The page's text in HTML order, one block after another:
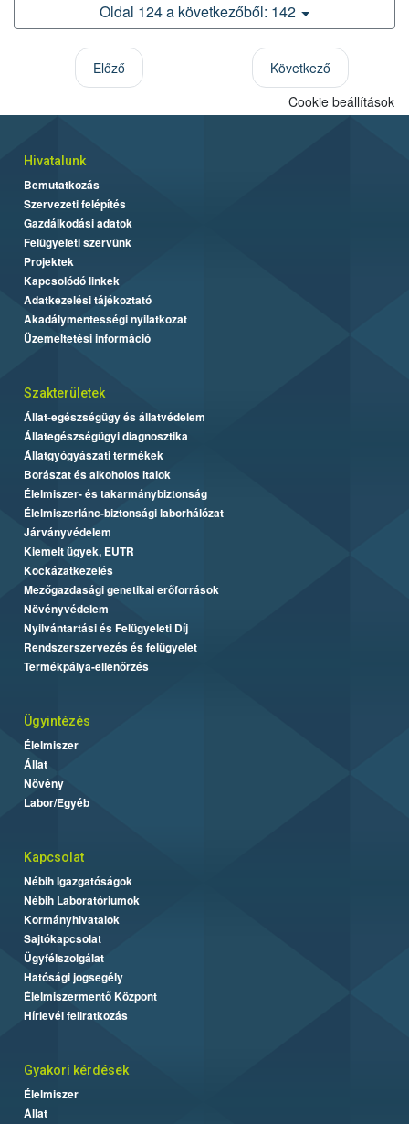
Oldal 124 a következőből: 142
Előző
Következő
Cookie beállítások
Hivatalunk
Bemutatkozás
Szervezeti felépítés
Gazdálkodási adatok
Felügyeleti szervünk
Projektek
Kapcsolódó linkek
Adatkezelési tájékoztató
Akadálymentességi nyilatkozat
Üzemeltetési információ
Szakterületek
Állat-egészségügy és állatvédelem
Állategészségügyi diagnosztika
Állatgyógyászati termékek
Borászat és alkoholos italok
Élelmiszer- és takarmánybiztonság
Élelmiszerlánc-biztonsági laborhálózat
Járványvédelem
Kiemelt ügyek, EUTR
Kockázatkezelés
Mezőgazdasági genetikai erőforrások
Növényvédelem
Nyilvántartási és Felügyeleti Díj
Rendszerszervezés és felügyelet
Termékpálya-ellenőrzés
Ügyintézés
Élelmiszer
Állat
Növény
Labor/Egyéb
Kapcsolat
Nébih Igazgatóságok
Nébih Laboratóriumok
Kormányhivatalok
Sajtókapcsolat
Ügyfélszolgálat
Hatósági jogsegély
Élelmiszermentő Központ
Hírlevél feliratkozás
Gyakori kérdések
Élelmiszer
Állat